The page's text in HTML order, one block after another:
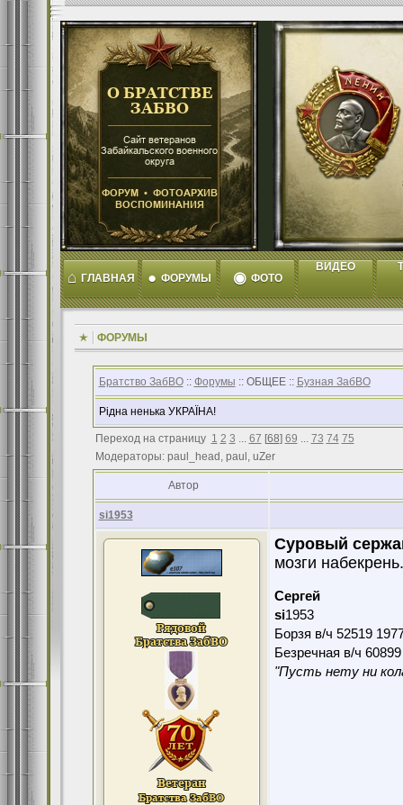
⌂ ГЛАВНАЯ ● ФОРУМЫ ◉ ФОТО
ВИДЕО
ФОРУМЫ
Братство ЗабВО:: Форумы :: ОБЩЕЕ :: Бузная ЗабВО
Рідна ненька УКРАЇНА!
Переход на страницу 1 2 3 ... 67 [68] 69 ... 73 74 75
Модераторы: paul_head, paul, uZer
Автор
si1953
Суровый
мозги набекрень.
Сергей
si1953
Борзя в/ч 52519
Безречная в/ч
"Пусть нету ни